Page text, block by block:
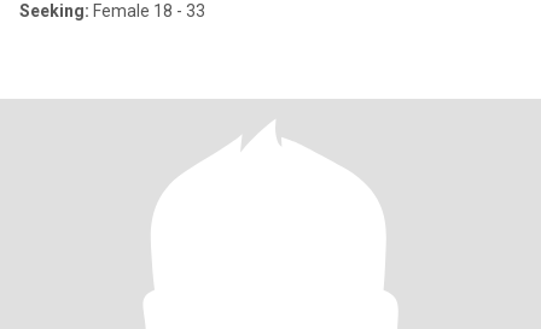
Seeking: Female 18 - 33